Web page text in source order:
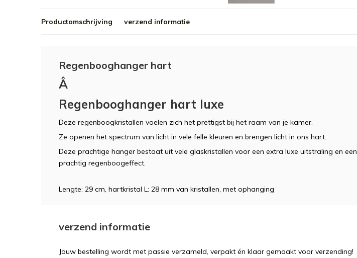
Productomschrijving verzend informatie
Regenbooghanger hart
Â
Regenbooghanger hart luxe
Deze regenboogkristallen voelen zich het prettigst bij het raam van je kamer.
Ze openen het spectrum van licht in vele felle kleuren en brengen licht in ons hart.
Deze prachtige hanger bestaat uit vele glaskristallen voor een extra luxe uitstraling en een
prachtig regenboogeffect.
Lengte: 29 cm, hartkristal L: 28 mm van kristallen, met ophanging
verzend informatie
Jouw bestelling wordt met passie verzameld, verpakt én klaar gemaakt voor verzending!